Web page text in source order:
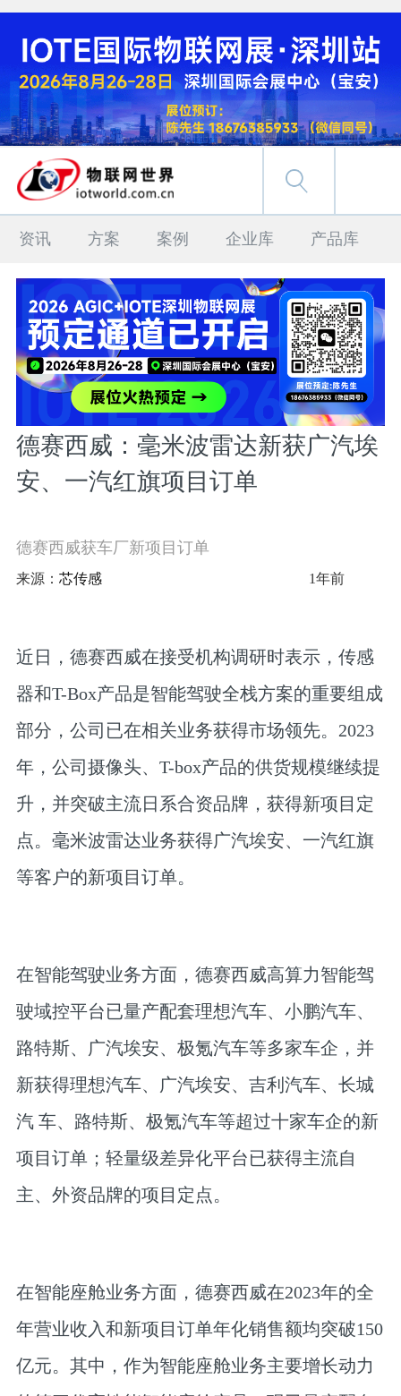
资讯 方案 案例 企业库 产品库
德赛西威：毫米波雷达新获广汽埃
安、一汽红旗项目订单
德赛西威获车厂新项目订单
来源： 芯传感 1年前
近日，德赛西威在接受机构调研时表示，传感
器和T-Box产品是智能驾驶全栈方案的重要组成
部分，公司已在相关业务获得市场领先。2023
年，公司摄像头、T-box产品的供货规模继续提
升，并突破主流日系合资品牌，获得新项目定
点。毫米波雷达业务获得广汽埃安、一汽红旗
等客户的新项目订单。
在智能驾驶业务方面，德赛西威高算力智能驾
驶域控平台已量产配套理想汽车、小鹏汽车、
路特斯、广汽埃安、极氪汽车等多家车企，并
新获得理想汽车、广汽埃安、吉利汽车、长城
汽 车、路特斯、极氪汽车等超过十家车企的新
项目订单；轻量级差异化平台已获得主流自
主、外资品牌的项目定点。
在智能座舱业务方面，德赛西威在2023年的全
年营业收入和新项目订单年化销售额均突破150
亿元。其中，作为智能座舱业务主要增长动力